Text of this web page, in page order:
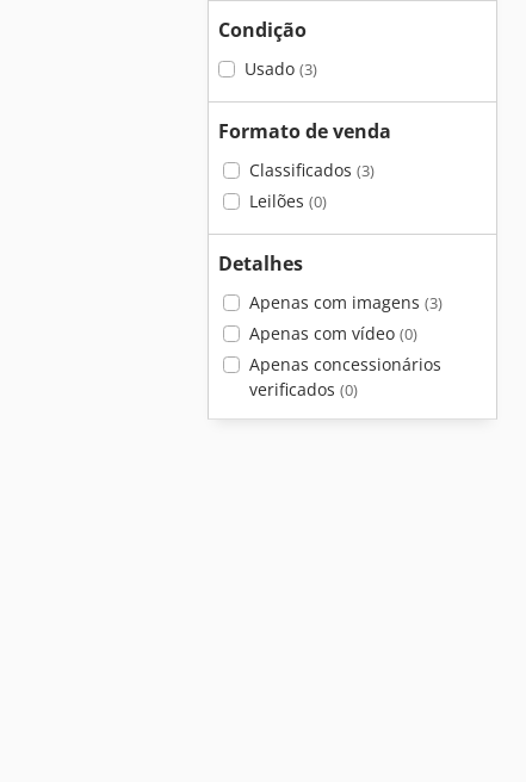
Condição
Usado (3)
Formato de venda
Classificados (3)
Leilões (0)
Detalhes
Apenas com imagens (3)
Apenas com vídeo (0)
Apenas concessionários
verificados (0)